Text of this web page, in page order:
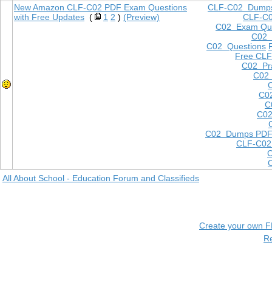
CLF-C02
CLF-
C02 Exam
C02
C02 Questions
Free
C02
C02
C02 Dumps PDF
CLF-
New Amazon CLF-C02 PDF Exam Questions
with Free Updates ( 1 2 ) (Preview)
All About School - Education Forum and Classifieds
Create your own